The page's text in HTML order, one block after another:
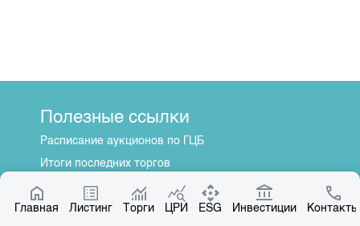
Главная Листинг Торги ЦРИ ESG Инвестиции Контакты
Полезные ссылки
Расписание аукционов по ГЦБ
Итоги последних торгов
Котировки по ЦБ
Центр раскрытия информации